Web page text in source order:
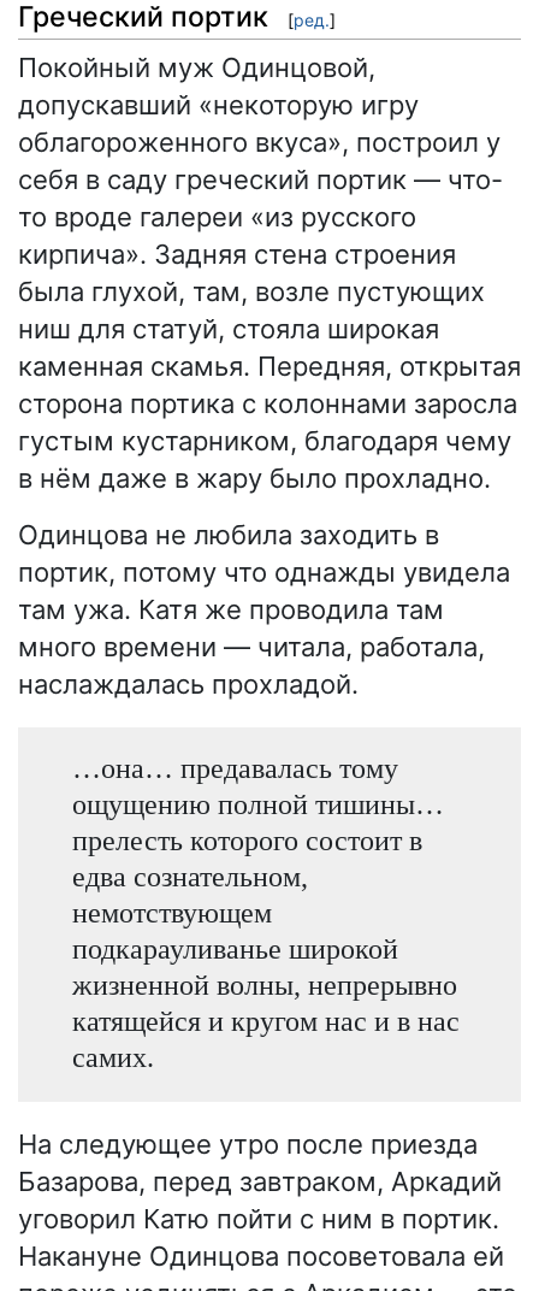
Греческий портик [ред.]
Покойный муж Одинцовой,
допускавший «некоторую игру
облагороженного вкуса», построил у
себя в саду греческий портик — что-
то вроде галереи «из русского
кирпича». Задняя стена строения
была глухой, там, возле пустующих
ниш для статуй, стояла широкая
каменная скамья. Передняя, открытая
сторона портика с колоннами заросла
густым кустарником, благодаря чему
в нём даже в жару было прохладно.
Одинцова не любила заходить в
портик, потому что однажды увидела
там ужа. Катя же проводила там
много времени — читала, работала,
наслаждалась прохладой.
…она… предавалась тому
ощущению полной тишины…
прелесть которого состоит в
едва сознательном,
немотствующем
подкарауливанье широкой
жизненной волны, непрерывно
катящейся и кругом нас и в нас
самих.
На следующее утро после приезда
Базарова, перед завтраком, Аркадий
уговорил Катю пойти с ним в портик.
Накануне Одинцова посоветовала ей